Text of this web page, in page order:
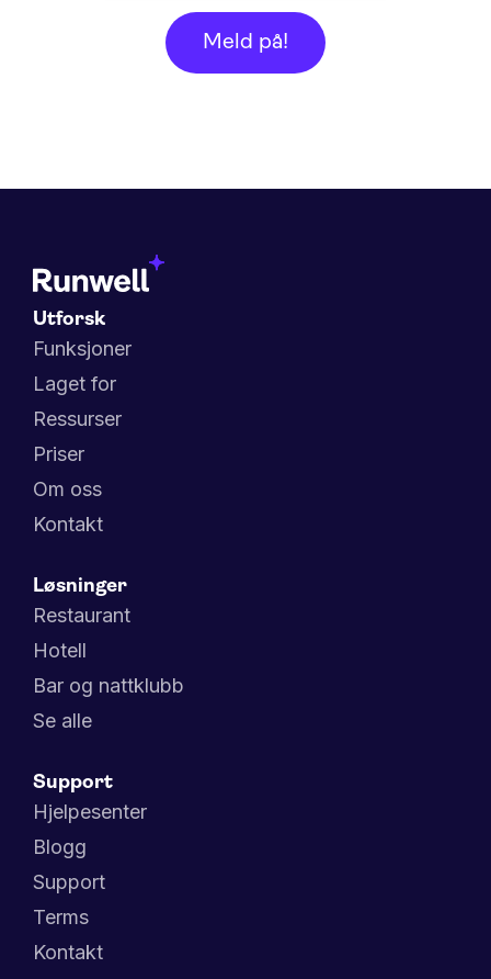
Utforsk
Funksjoner
Laget for
Ressurser
Priser
Om oss
Kontakt
Løsninger
Restaurant
Hotell
Bar og nattklubb
Se alle
Support
Hjelpesenter
Blogg
Support
Terms
Kontakt